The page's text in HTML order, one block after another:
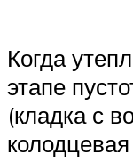
Когда
этапе
(кладка с